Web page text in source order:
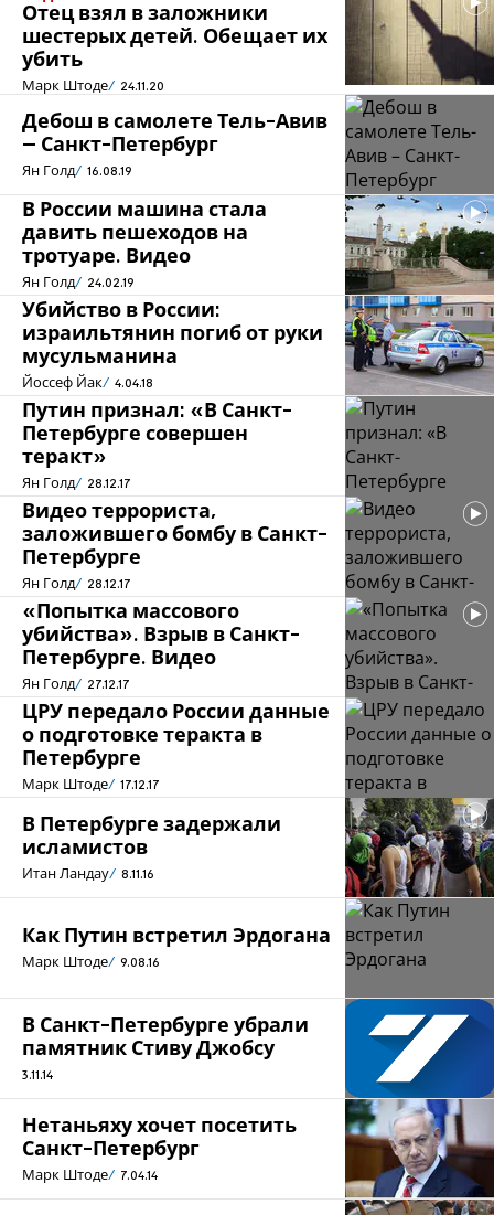
Отец взял в заложники
шестерых детей. Обещает их
убить
Марк Штоде 24.11.20
Дебош в самолете Тель-Авив
– Санкт-Петербург
Ян Голд 16.08.19
В России машина стала
давить пешеходов на
тротуаре. Видео
Ян Голд 24.02.19
Убийство в России:
израильтянин погиб от руки
мусульманина
Йоссеф Йак 4.04.18
Путин признал: «В Санкт-
Петербурге совершен
теракт»
Ян Голд 28.12.17
Видео террориста,
заложившего бомбу в Санкт-
Петербурге
Ян Голд 28.12.17
«Попытка массового
убийства». Взрыв в Санкт-
Петербурге. Видео
Ян Голд 27.12.17
ЦРУ передало России данные
о подготовке теракта в
Петербурге
Марк Штоде 17.12.17
В Петербурге задержали
исламистов
Итан Ландау 8.11.16
Как Путин встретил Эрдогана
Марк Штоде 9.08.16
В Санкт-Петербурге убрали
памятник Стиву Джобсу
3.11.14
Нетаньяху хочет посетить
Санкт-Петербург
Марк Штоде 7.04.14